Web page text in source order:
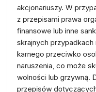
akcjonariuszy. W
z przepisami prawa
finansowe lub inne
skrajnych
karnego przeciwko
naruszenia, co może
wolności lub grzywną.
przepisów